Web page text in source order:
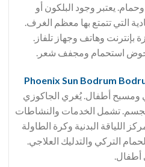
يعتبر وجود البلكون أو
التي تتمتع بها معظم الغرف.
وهاتف وجهاز تلفاز.
استحمام ومجفف شعر.
أطفال. يُغري الجاكوزي
تشمل الخدمات والنشاطات
اللياقة البدنية وكرة الطاولة
التركي والتدليك العلاجي.
أطفال.